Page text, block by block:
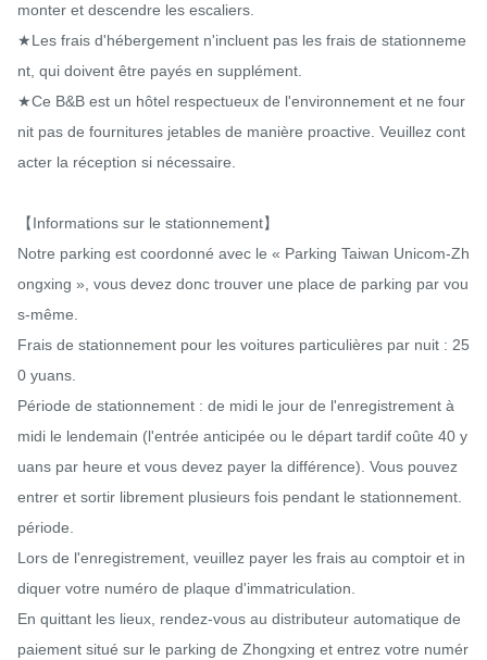
monter et descendre les escaliers.
★Les frais d'hébergement n'incluent pas les frais de stationneme
nt, qui doivent être payés en supplément.
★Ce B&B est un hôtel respectueux de l'environnement et ne four
nit pas de fournitures jetables de manière proactive. Veuillez cont
acter la réception si nécessaire.
【Informations sur le stationnement】
Notre parking est coordonné avec le « Parking Taiwan Unicom-Zh
ongxing », vous devez donc trouver une place de parking par vou
s-même.
Frais de stationnement pour les voitures particulières par nuit : 25
0 yuans.
Période de stationnement : de midi le jour de l'enregistrement à
midi le lendemain (l'entrée anticipée ou le départ tardif coûte 40 y
uans par heure et vous devez payer la différence). Vous pouvez
entrer et sortir librement plusieurs fois pendant le stationnement.
période.
Lors de l'enregistrement, veuillez payer les frais au comptoir et in
diquer votre numéro de plaque d'immatriculation.
En quittant les lieux, rendez-vous au distributeur automatique de
paiement situé sur le parking de Zhongxing et entrez votre numér